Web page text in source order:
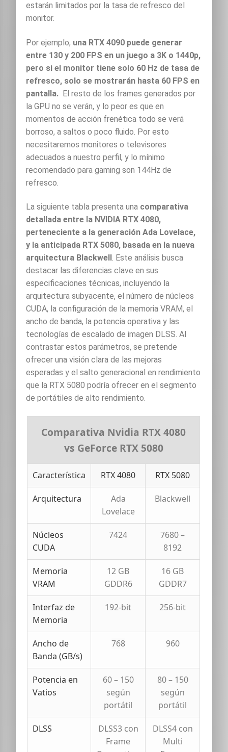
estarán limitados por la tasa de refresco del
monitor.
Por ejemplo, una RTX 4090 puede generar
entre 130 y 200 FPS en un juego a 3K o 1440p,
pero si el monitor tiene solo 60 Hz de tasa de
refresco, solo se mostrarán hasta 60 FPS en
pantalla. El resto de los frames generados por
la GPU no se verán, y lo peor es que en
momentos de acción frenética todo se verá
borroso, a saltos o poco fluido. Por esto
necesitaremos monitores o televisores
adecuados a nuestro perfil, y lo mínimo
recomendado para gaming son 144Hz de
refresco.
La siguiente tabla presenta una comparativa
detallada entre la NVIDIA RTX 4080,
perteneciente a la generación Ada Lovelace,
y la anticipada RTX 5080, basada en la nueva
arquitectura Blackwell. Este análisis busca
destacar las diferencias clave en sus
especificaciones técnicas, incluyendo la
arquitectura subyacente, el número de núcleos
CUDA, la configuración de la memoria VRAM, el
ancho de banda, la potencia operativa y las
tecnologías de escalado de imagen DLSS. Al
contrastar estos parámetros, se pretende
ofrecer una visión clara de las mejoras
esperadas y el salto generacional en rendimiento
que la RTX 5080 podría ofrecer en el segmento
de portátiles de alto rendimiento.
Comparativa Nvidia RTX 4080
vs GeForce RTX 5080
Característica RTX 4080 RTX 5080
Arquitectura
Ada
Lovelace
Blackwell
Núcleos
CUDA
7424
7680 –
8192
Memoria
VRAM
12 GB
GDDR6
16 GB
GDDR7
Interfaz de
Memoria
192-bit 256-bit
Ancho de
Banda (GB/s)
768 960
Potencia en
Vatios
60 – 150
según
portátil
80 – 150
según
portátil
DLSS
DLSS3 con
Frame
DLSS4 con
Multi